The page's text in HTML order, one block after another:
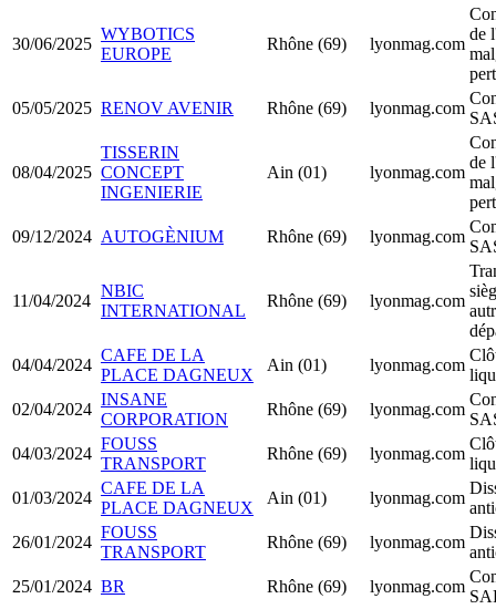
30/06/2025
WYBOTICS
EUROPE
Rhône (69) lyonmag.com
de
05/05/2025 RENOV AVENIR Rhône (69) lyonmag.com
08/04/2025
TISSERIN
CONCEPT
INGENIERIE
Ain (01) lyonmag.com
de
09/12/2024 AUTOGÈNIUM Rhône (69) lyonmag.com
11/04/2024
NBIC
INTERNATIONAL
Rhône (69) lyonmag.com
04/04/2024
CAFE DE LA
PLACE DAGNEUX
Ain (01) lyonmag.com
02/04/2024
INSANE
CORPORATION
Rhône (69) lyonmag.com
04/03/2024
FOUSS
TRANSPORT
Rhône (69) lyonmag.com
01/03/2024
CAFE DE LA
PLACE DAGNEUX
Ain (01) lyonmag.com
26/01/2024
FOUSS
TRANSPORT
Rhône (69) lyonmag.com
25/01/2024 BR Rhône (69) lyonmag.com